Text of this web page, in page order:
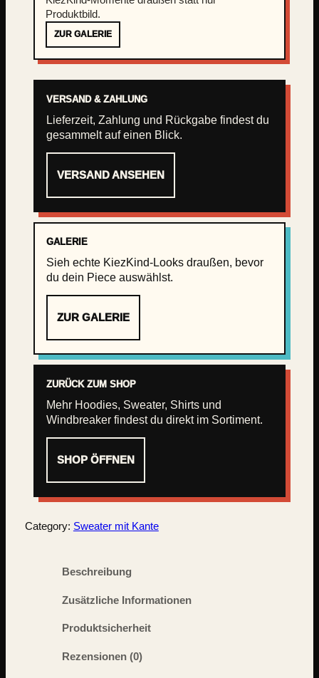
Produktbild.
ZUR GALERIE
VERSAND & ZAHLUNG
Lieferzeit, Zahlung und Rückgabe findest du
gesammelt auf einen Blick.
VERSAND ANSEHEN
GALERIE
Sieh echte KiezKind-Looks draußen, bevor
du dein Piece auswählst.
ZUR GALERIE
ZURÜCK ZUM SHOP
Mehr Hoodies, Sweater, Shirts und
Windbreaker findest du direkt im Sortiment.
SHOP ÖFFNEN
Category: Sweater mit Kante
Beschreibung
Zusätzliche Informationen
Produktsicherheit
Rezensionen (0)